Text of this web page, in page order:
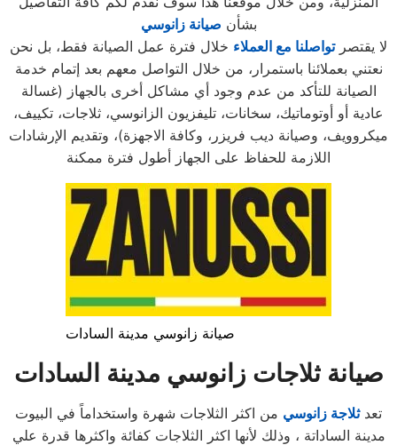
بشأن صيانة زانوسي
لا يقتصرتواصلنا مع العملاء خلال فترة عمل الصيانة فقط، بل نحن
نعتني بعملائنا باستمرار، من خلال التواصل معهم بعد إتمام خدمة
الصيانة للتأكد من عدم وجود أي مشاكل أخرى بالجهاز (غسالة
عادية أو أوتوماتيك، سخانات، تليفزيون الزانوسي، ثلاجات، تكييف،
ميكروويف، وصيانة ديب فريزر، وكافة الاجهزة)، وتقديم الإرشادات
اللازمة للحفاظ على الجهاز أطول فترة ممكنة
صيانة زانوسي مدينة السادات
صيانة ثلاجات زانوسي مدينة السادات
تعدثلاجة زانوسي من اكثر الثلاجات شهرة واستخداماً في البيوت
مدينة الساداتة ، وذلك لأنها اكثر الثلاجات كفائة واكثرها قدرة علي